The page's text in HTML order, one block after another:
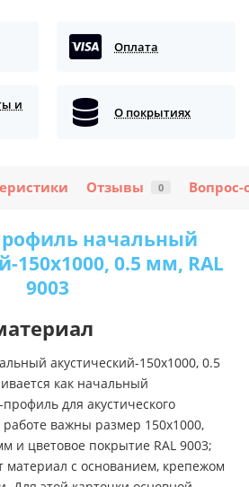
Оплата
и
О покрытиях
Отзывы 0 Вопрос-
начальный
150х1000, 0.5 мм, RAL
9003
акустический-150х1000, 0.5
как начальный
для акустического
работе важны размер 150х1000,
и цветовое покрытие RAL 9003;
с основанием, крепежом